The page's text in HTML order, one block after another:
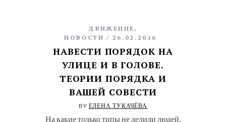
ДВИЖЕНИЕ ,
НОВОСТИ
26.02.2016
НАВЕСТИ ПОРЯДОК НА
УЛИЦЕ И В ГОЛОВЕ.
ТЕОРИИ ПОРЯДКА И
ВАШЕЙ СОВЕСТИ
BY ЕЛЕНА ТУКАЧЁВА
На какие только типы не делили людей,